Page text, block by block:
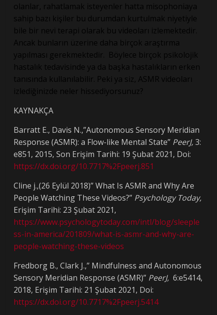
olanlar, rahatlamak isteyenler hatta misophoniaya
sahip bazı kişiler bu durumdan kurtulmak niyetiyle
bile bir nevi terapi olarak bu videoları izlemektedir.
Ancak bunların üzerine daha birçok araştırma
yapılması gerekmektedir. Böylece birçok psikolojik
hastalık tedavisinde ya da başka hastalıkların erken
tanısında kullanılabilir. Peki ya siz, ASMR videoları
izlediğinizde neler hissediyorsunuz?
KAYNAKÇA
Barratt E., Davis N.,”Autonomous Sensory Meridian
Response (ASMR): a Flow-like Mental State” PeerJ,3:
e851, 2015, Son Erişim Tarihi: 19 Şubat 2021, Doi:
https://dx.doi.org/10.7717%2Fpeerj.851
Cline j.,(26 Eylül 2018)” What Is ASMR and Why Are
People Watching These Videos?” Psychology Today,
Erişim Tarihi: 23 Şubat 2021,
https://www.psychologytoday.com/intl/blog/sleeple
ss-in-america/201809/what-is-asmr-and-why-are-
people-watching-these-videos
Fredborg B., Clark J.,” Mindfulness and Autonomous
Sensory Meridian Response (ASMR)” PeerJ,6:e5414,
2018, Erişim Tarihi: 21 Şubat 2021, Doi:
https://dx.doi.org/10.7717%2Fpeerj.5414